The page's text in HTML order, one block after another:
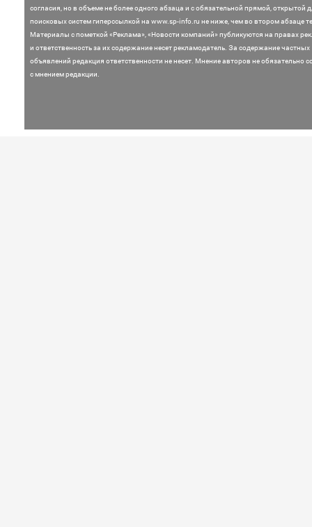
согласия, но в объеме не более одного абзаца и с обязательной прямой, открытой
поисковых систем гиперссылкой на www.sp-info.ru не ниже, чем во втором абзаце
Материалы с пометкой «Реклама», «Новости компаний» публикуются на правах
и ответственность за их содержание несет рекламодатель. За содержание частных
объявлений редакция ответственности не несет. Мнениеавторов не обязательно
с мнением редакции.